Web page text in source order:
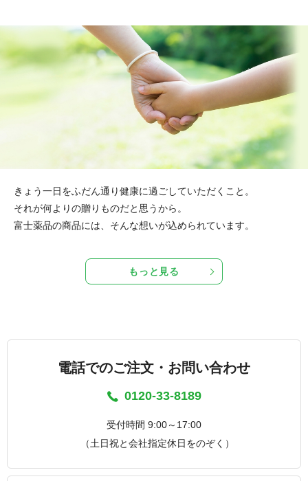
きょう一日をふだん通り健康に過ごしていただくこと。
それが何よりの贈りものだと思うから。
富士薬品の商品には、そんな想いが込められています。
もっと見る
電話でのご注文・お問い合わせ
0120-33-8189
受付時間 9:00～17:00
（土日祝と会社指定休日をのぞく）